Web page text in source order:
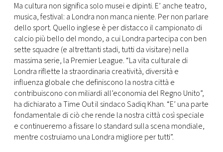
Ma cultura non significa solo musei e dipinti. E’ anche teatro,
musica, festival: a Londra non manca niente. Per non parlare
dello sport. Quello inglese è per distacco il campionato di
calcio più bello del mondo, a cui Londra partecipa con ben
sette squadre (e altrettanti stadi, tutti da visitare) nella
massima serie, la Premier League. “La vita culturale di
Londra riflette la straordinaria creatività, diversità e
influenza globale che definiscono la nostra città e
contribuiscono con miliardi all’economia del Regno Unito”,
ha dichiarato a Time Out il sindaco Sadiq Khan. “E’ una parte
fondamentale di ciò che rende la nostra città così speciale
e continueremo a fissare lo standard sulla scena mondiale,
mentre costruiamo una Londra migliore per tutti”.